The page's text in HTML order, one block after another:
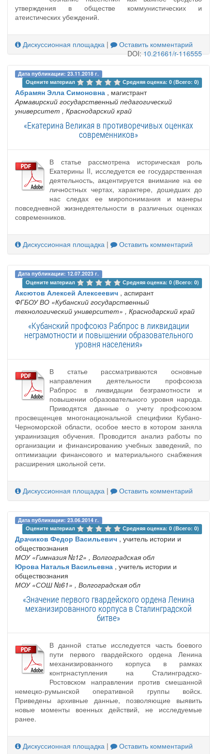
утверждения в обществе коммунистических и
атеистических убеждений.
Дискуссионная площадка |
Оставить комментарий
DOI:10.21661/r-116555
Дата публикации: 23.11.2018 г.
Оцените материал
Средняя оценка: 0 (Всего: 0)
Абрамян Элла Симоновна , магистрант
Армавирский государственный педагогический
университет , Краснодарский край
«Екатерина Великая в противоречивых оценках
современников»
В статье рассмотрена историческая роль
Екатерины II, исследуется ее государственная
деятельность, акцентируется внимание на ее
личнoстных чертах, характере, дошедших до
нас следах ее миропонимания и манеры
повседневной жизнедеятельности в различных оценках
современников.
Дискуссионная площадка | Оставить комментарий
Дата публикации: 12.07.2023 г.
Оцените материал
Средняя оценка: 0 (Всего: 0)
Аксютов Алексей Алексеевич , аспирант
ФГБОУ ВО «Кубанский государственный
технологический университет» , Краснодарский край
«Кубанский профсоюз Рабпрос в ликвидации
неграмотности и повышении образовательного
уровня населения»
В статье рассматриваются основные
направления деятельности профсоюза
Рабпрос в ликвидации безграмотности и
повышении образовательного уровня народа.
Приводятся данные о учету профсоюзом
просвещенцев многонациональной специфики Кубано-
Черноморской области, особое место в котором заняла
украинизация обучения. Проводится анализ работы по
организации и финансированию учебных заведений, по
оптимизации финансового и материального снабжения
расширения школьной сети.
Дискуссионная площадка | Оставить комментарий
Дата публикации: 23.06.2014 г.
Оцените материал
Средняя оценка: 0 (Всего: 0)
Драчиков Федор Васильевич , учитель истории и
обществознания
МОУ «Гимназия №12» , Волгоградская обл
Юрова Наталья Васильевна , учитель истории и
обществознания
МОУ «СОШ №61» , Волгоградская обл
«Значение первого гвардейского ордена Ленина
механизированного корпуса в Сталинградской
битве»
В данной статье исследуется часть боевого
пути первого гвардейского ордена Ленина
механизированного корпуса в рамках
контрнаступления на Сталинградско-
Ростовском направлении против смешанной
немецко-румынской оперативной группы войск.
Приведены архивные данные, позволяющие выявить
новые моменты военных действий, не исследуемые
ранее.
Дискуссионная площадка | Оставить комментарий